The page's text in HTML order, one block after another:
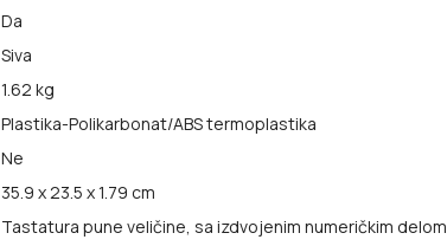
Da
Siva
1.62 kg
Plastika-Polikarbonat/ABS termoplastika
Ne
35.9 x 23.5 x 1.79 cm
Tastatura pune veličine, sa izdvojenim numeričkim delom